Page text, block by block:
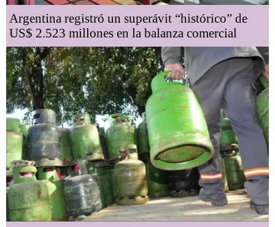
Argentina registró un superávit “histórico” de
US$ 2.523 millones en la balanza comercial